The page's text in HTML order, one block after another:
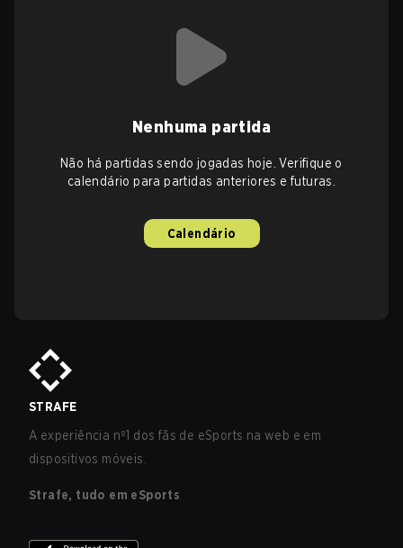
Nenhuma partida
Não há partidas sendo jogadas hoje. Verifique o
calendário para partidas anteriores e futuras.
Calendário
STRAFE
A experiência nº1 dos fãs de eSports na web e em
dispositivos móveis.
Strafe, tudo em eSports